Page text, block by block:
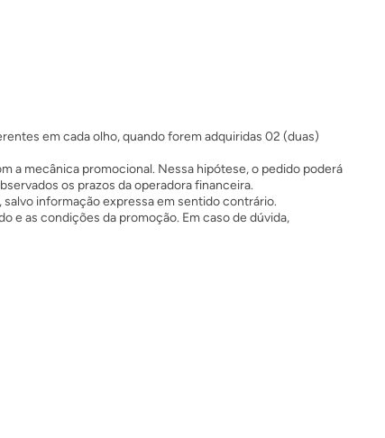
em cada olho, quando forem adquiridas 02 (duas)
a mecânica promocional. Nessa hipótese, o pedido poderá
os prazos da operadora financeira.
informação expressa em sentido contrário.
e as condições da promoção. Em caso de dúvida,